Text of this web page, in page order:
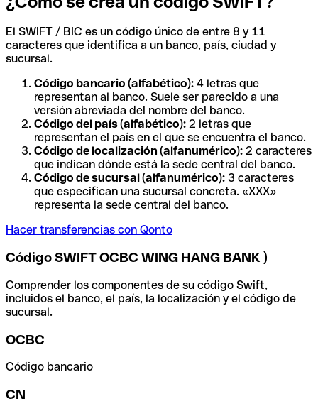
El SWIFT / BIC es un código único de entre 8 y 11
caracteres que identifica a un banco, país, ciudad y
sucursal.
Código bancario (alfabético): 4 letras que
representan al banco. Suele ser parecido a una
versión abreviada del nombre del banco.
Código del país (alfabético): 2 letras que
representan el país en el que se encuentra el banco.
Código de localización (alfanumérico): 2 caracteres
que indican dónde está la sede central del banco.
Código de sucursal (alfanumérico): 3 caracteres
que especifican una sucursal concreta. «XXX»
representa la sede central del banco.
Hacer transferencias con Qonto
Código SWIFT OCBC WING HANG BANK )
Comprender los componentes de su código Swift,
incluidos el banco, el país, la localización y el código de
sucursal.
OCBC
Código bancario
CN